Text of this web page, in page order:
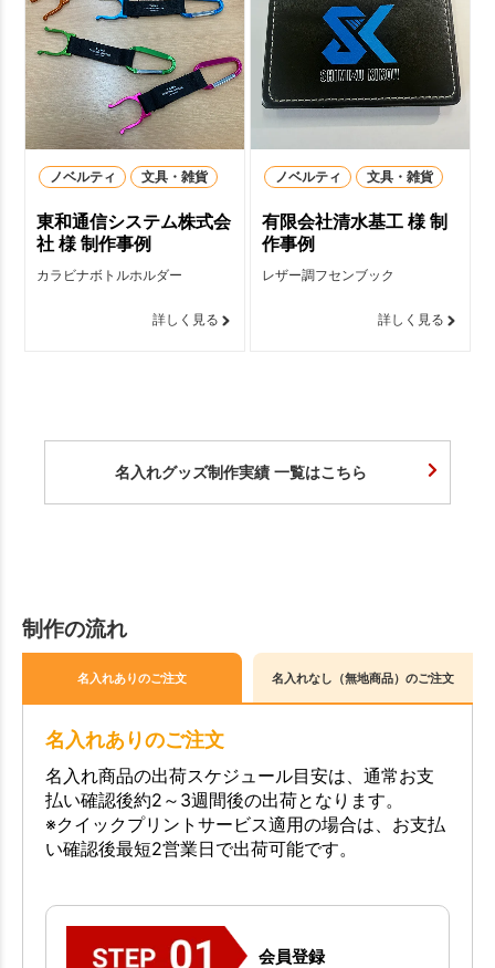
ノベルティ 文具・雑貨
東和通信システム株式会
社 様 制作事例
カラビナボトルホルダー
詳しく見る
ノベルティ 文具・雑貨
有限会社清水基工 様 制
作事例
レザー調フセンブック
詳しく見る
名入れグッズ制作実績 一覧はこちら
制作の流れ
名入れありのご注文 名入れなし（無地商品）のご注文
名入れありのご注文
名入れ商品の出荷スケジュール目安は、通常お支
払い確認後約2～3週間後の出荷となります。
※クイックプリントサービス適用の場合は、お支払
い確認後最短2営業日で出荷可能です。
会員登録